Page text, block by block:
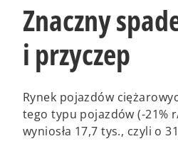
Znaczny
i przyczep
Rynek pojazdów
tego typu pojazdów (-21%
wyniosła 17,7 tys., czyli o